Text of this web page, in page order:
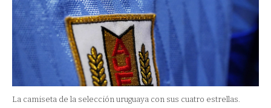
La camiseta de la selección uruguaya con sus cuatro estrellas.